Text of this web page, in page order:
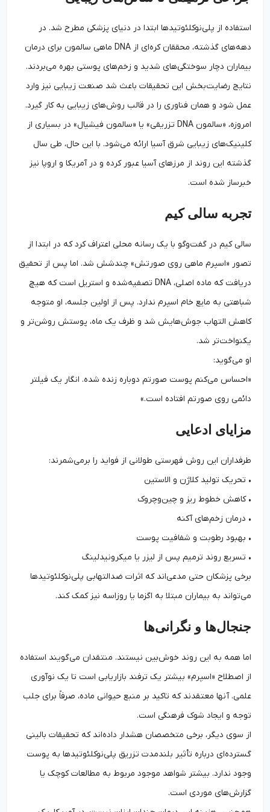
استفاده از پلی‌نوکلئوتیدها ابتدا در دنیای پزشکی مطرح شد. در
دهه‌های گذشته، محققان کره‌ای از DNA ماهی سالمون برای درمان
بیماران دچار سوختگی‌های شدید و زخم‌های پوستی بهره می‌بردند.
نتایج رضایت‌بخش این تحقیقات باعث شد صنعت زیبایی نیز وارد
عمل شود و همان فناوری را در قالب روش‌های زیبایی به کار گیرد.
امروزه، «سالمون DNA تزریقی» یا «سالمون فیشیال» در بسیاری از
کلینیک‌های زیبایی شرق آسیا ارائه می‌شود. با این حال، طی سال
گذشته این روند از مرزهای آسیا عبور کرده و در آمریکا و اروپا نیز
خبرساز شده است.
تجربه سالی کیم
سالی کیم در گفت‌وگو با یک رسانه محلی اعتراف کرد که در ابتدا از
تصور «اسپرم ماهی روی صورتش» چندشش شد. اما پس از تحقیق
دریافت که ماده اصلی، DNA تصفیه‌شده و استریل است که هیچ
شباهتی به مایع خام اسپرم ندارد. پس از اولین جلسه، او متوجه
کاهش التهاب جوش‌هایش شد و ظرف یک ماه، پوستش روشن‌تر و
یکنواخت‌تر شد.
او می‌گوید:
«احساس می‌کنم پوست صورتم دوباره زنده شده. انگار یک فیلتر
دائمی روی صورتم افتاده است.»
مزایای ادعایی
طرفداران این روش فهرستی طولانی از فواید را برمی‌شمرند:
• تحریک تولید کلاژن و الاستین
• کاهش خطوط ریز و چین‌وچروک
• درمان زخم‌های آکنه
• بهبود رطوبت و شفافیت پوست
• تسریع روند ترمیم پس از لیزر یا میکرونیدلینگ
برخی پزشکان حتی مدعی‌اند که اثرات ضدالتهابی پلی‌نوکلئوتیدها
می‌تواند به بیماران مبتلا به اگزما یا روزاسه نیز کمک کند.
جنجال‌ها و نگرانی‌ها
اما همه به این روند خوش‌بین نیستند. منتقدان می‌گویند استفاده
از اصطلاح «اسپرم» بیشتر یک ترفند بازاریابی است تا یک نوآوری
علمی. آنها معتقدند که تاکید بر منبع حیوانی ماده، صرفاً برای جلب
توجه و ایجاد شوک فرهنگی است.
از سوی دیگر، برخی متخصصان هشدار داده‌اند که تحقیقات بالینی
گسترده‌ای درباره تأثیر بلندمدت تزریق پلی‌نوکلئوتیدها به پوست
وجود ندارد. بیشتر شواهد موجود مربوط به مطالعات کوچک یا
گزارش‌های موردی است.